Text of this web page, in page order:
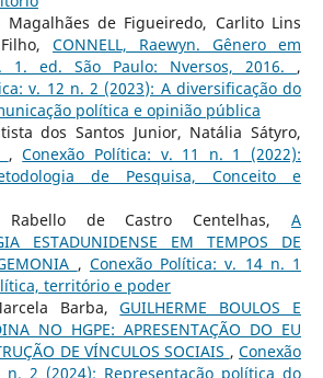
Magalhães de Figueiredo, Carlito Lins
CONNELL, Raewyn. Gênero em
1. ed. São Paulo: Nversos, 2016. ,
v. 12 n. 2 (2023): A diversificação do
política e opinião pública
dos Santos Junior, Natália Sátyro,
,Conexão Política: v. 11 n. 1 (2022):
de Pesquisa, Conceito e
Rabello de Castro Centelhas,A
ESTADUNIDENSE EM TEMPOS DE
, Conexão Política: v. 14 n. 1
território e poder
Barba,GUILHERME BOULOS E
NO HGPE: APRESENTAÇÃO DO EU
DE VÍNCULOS SOCIAIS ,Conexão
n. 2 (2024): Representação política do